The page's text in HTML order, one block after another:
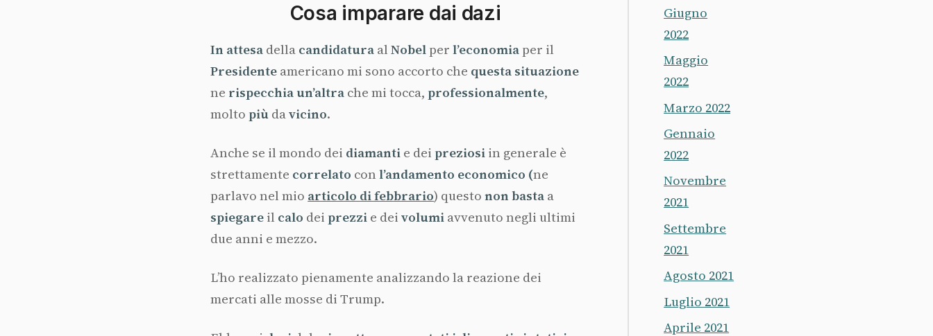
Cosa imparare dai dazi
In attesa della candidatura alNobel perl’economia per il
Presidente americano mi sono accorto che questa situazione
ne rispecchia un’altra che mi tocca,professionalmente,
moltopiù davicino.
Anche se il mondo dei diamanti e deipreziosi in generale è
strettamente correlato conl’andamento economico (ne
parlavo nel mio articolo di febbrario) questononbasta a
spiegare il calo deiprezzi e deivolumi avvenuto negli ultimi
due anni e mezzo.
L’ho realizzato pienamente analizzando la reazione dei
mercati alle mosse di Trump.
Giugno
2022
Maggio
2022
Marzo 2022
Gennaio
2022
Novembre
2021
Settembre
2021
Agosto 2021
Luglio 2021
Aprile 2021